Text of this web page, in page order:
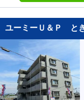
ユーミーＵ＆Ｐ と